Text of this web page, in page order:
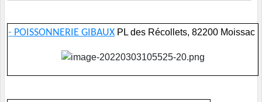
- POISSONNERIE GIBAUX PL des Récollets, 82200 Moissac